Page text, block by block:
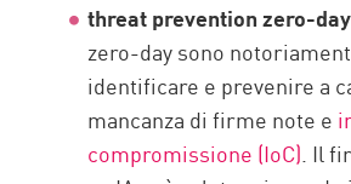
threat prevention zero-
zero-day sono
identificare e prevenire a
mancanza di firme note e
compromissione (IoC). Il